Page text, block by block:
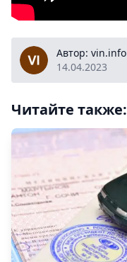
vin.infoАвтор: vin.info
14.04.2023
Читайте также: